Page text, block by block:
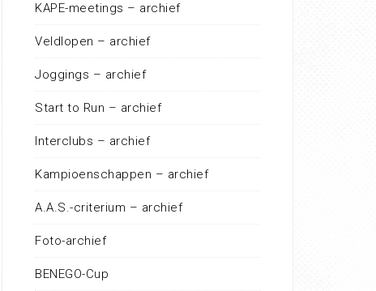
KAPE-meetings – archief
Veldlopen – archief
Joggings – archief
Start to Run – archief
Interclubs – archief
Kampioenschappen – archief
A.A.S.-criterium – archief
Foto-archief
BENEGO-Cup